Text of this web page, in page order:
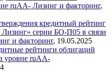
ruАА- Лизинг и факторинг,
кредитный рейтинг
серии БО-П05 в связи
и факторинг, 19.05.2025
рейтинги облигаций
уровне ruAA-